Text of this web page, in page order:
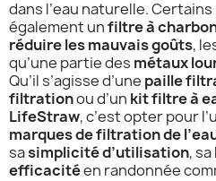
dans l’eau naturelle.
également unfiltre à
réduire les mauvais goûts,
qu’une partie des métaux
Qu’il s’agisse d’une paille
filtrationou d’un kit filtre à
LifeStraw, c’est opter pour
marques de filtration de
sasimplicité d’utilisation, sa
efficacitéen randonnée